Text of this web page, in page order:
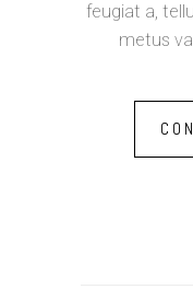
feugiat a,
metus